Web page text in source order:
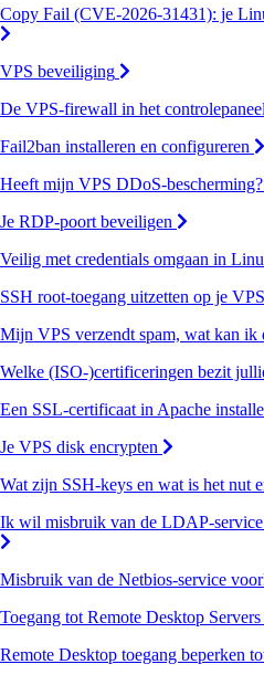
Copy Fail (CVE-2026-31431): je
VPS beveiliging
De VPS-firewall in het
Fail2ban installeren en configureren
Heeft mijn VPS DDoS-bescherming?
Je RDP-poort beveiligen
Veilig met credentials omgaan in
SSH root-toegang uitzetten op je VPS
Mijn VPS verzendt spam, wat kan ik
Welke (ISO-)certificeringen bezit
Een SSL-certificaat in Apache
Je VPS disk encrypten
Wat zijn SSH-keys en wat is het nut
Ik wil misbruik van de LDAP-
Misbruik van de Netbios-service
Toegang tot Remote Desktop
Remote Desktop toegang beperken